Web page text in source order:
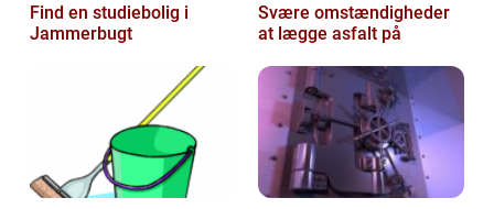
Find en studiebolig i
Jammerbugt
Svære omstændigheder
at lægge asfalt på